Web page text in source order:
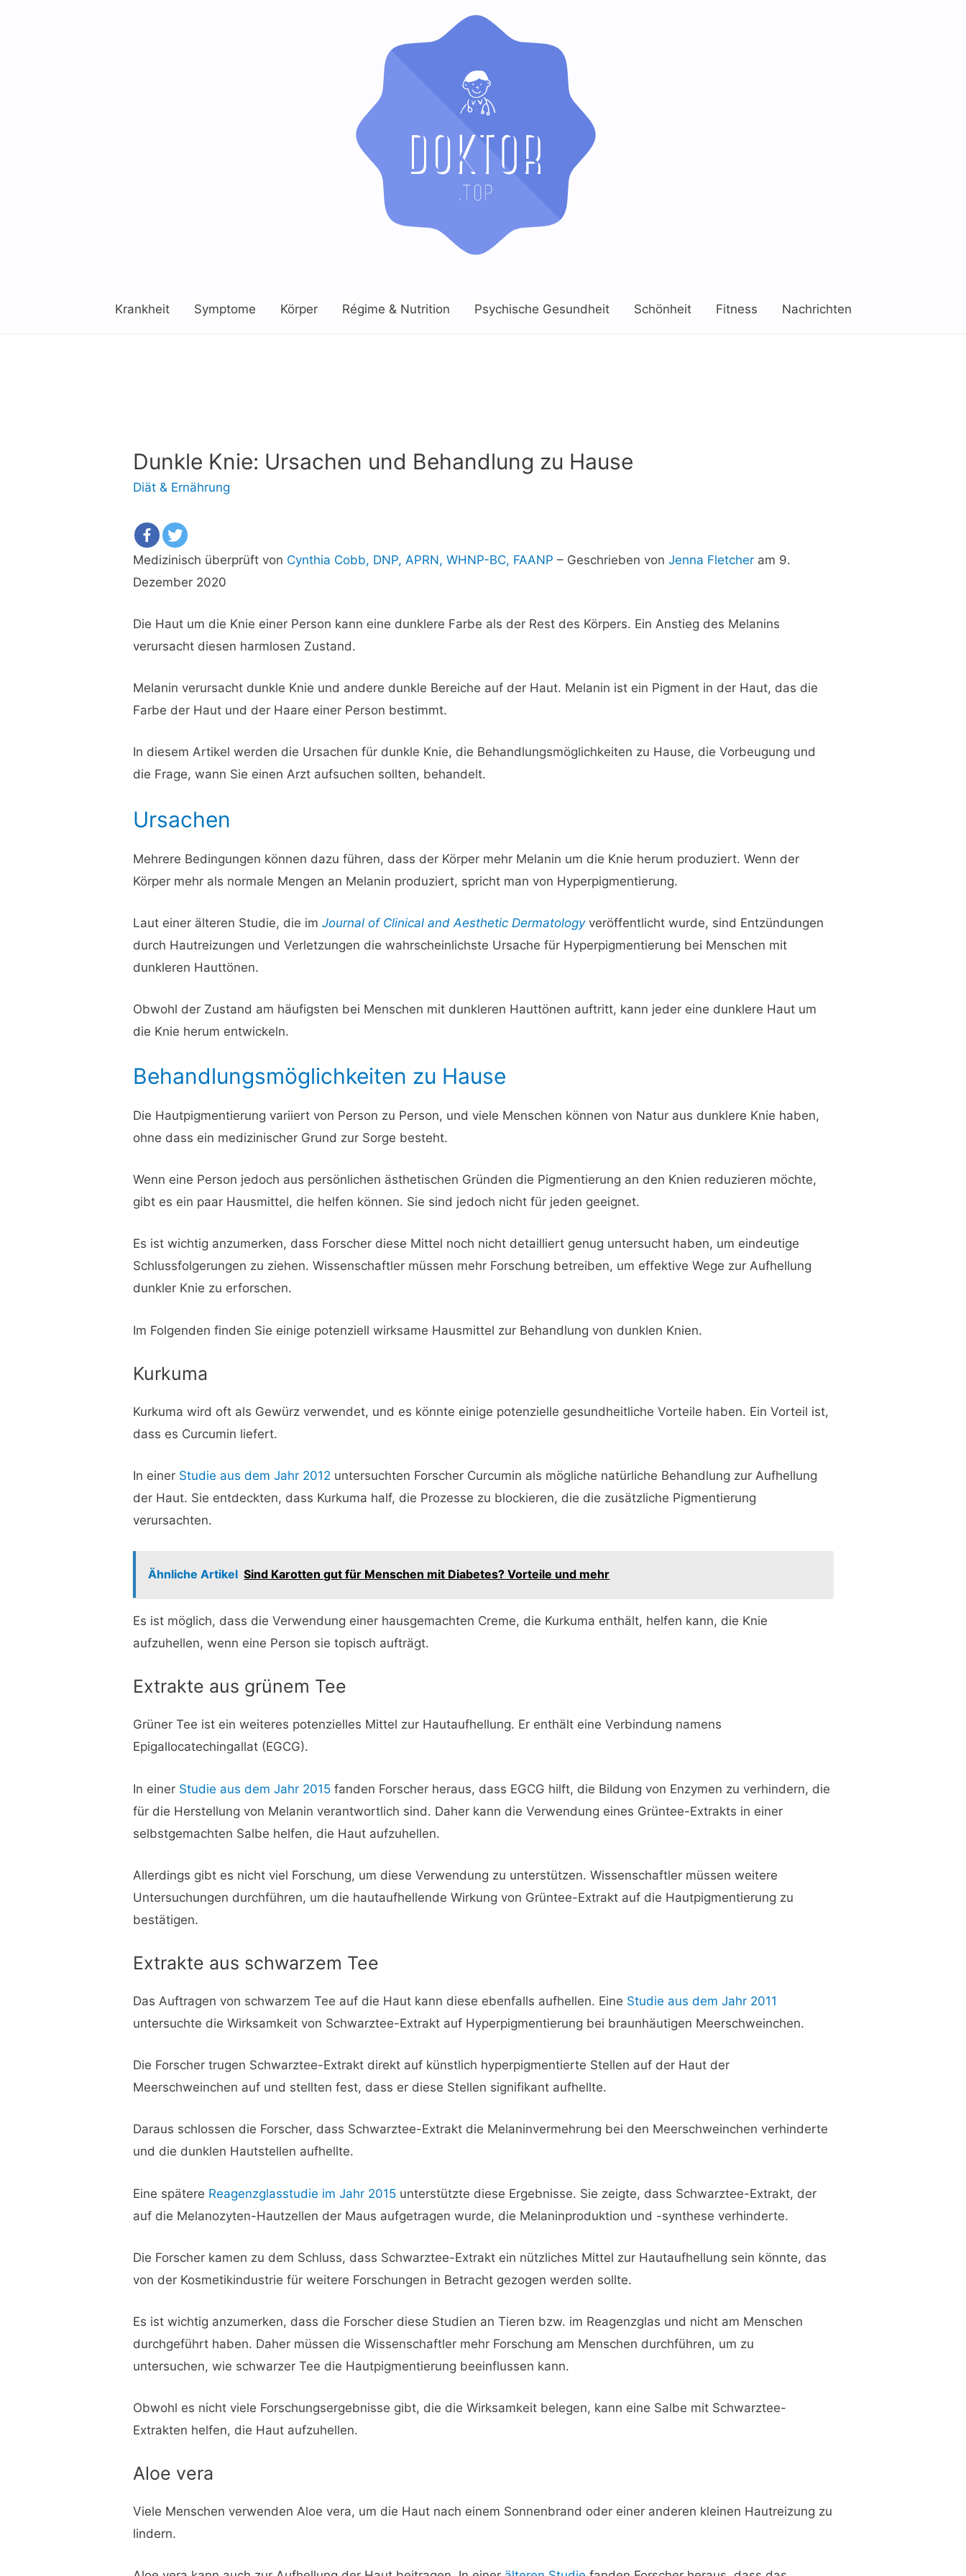
Krankheit Symptome Körper Régime & Nutrition Psychische Gesundheit Schönheit Fitness Nachrichten
Dunkle Knie: Ursachen und Behandlung zu Hause
Diät & Ernährung
Medizinisch überprüft von Cynthia Cobb, DNP, APRN, WHNP-BC, FAANP – Geschrieben vonJenna Fletcher am 9.
Dezember 2020
Die Haut um die Knie einer Person kann eine dunklere Farbe als der Rest des Körpers. Ein Anstieg des Melanins
verursacht diesen harmlosen Zustand.
Melanin verursacht dunkle Knie und andere dunkle Bereiche auf der Haut. Melanin ist ein Pigment in der Haut, das die
Farbe der Haut und der Haare einer Person bestimmt.
In diesem Artikel werden die Ursachen für dunkle Knie, die Behandlungsmöglichkeiten zu Hause, die Vorbeugung und
die Frage, wann Sie einen Arzt aufsuchen sollten, behandelt.
Ursachen
Mehrere Bedingungen können dazu führen, dass der Körper mehr Melanin um die Knie herum produziert. Wenn der
Körper mehr als normale Mengen an Melanin produziert, spricht man von Hyperpigmentierung.
Laut einer älteren Studie, die imJournal of Clinical and Aesthetic Dermatologyveröffentlicht wurde, sind Entzündungen
durch Hautreizungen und Verletzungen die wahrscheinlichste Ursache für Hyperpigmentierung bei Menschen mit
dunkleren Hauttönen.
Obwohl der Zustand am häufigsten bei Menschen mit dunkleren Hauttönen auftritt, kann jeder eine dunklere Haut um
die Knie herum entwickeln.
Behandlungsmöglichkeiten zu Hause
Die Hautpigmentierung variiert von Person zu Person, und viele Menschen können von Natur aus dunklere Knie haben,
ohne dass ein medizinischer Grund zur Sorge besteht.
Wenn eine Person jedoch aus persönlichen ästhetischen Gründen die Pigmentierung an den Knien reduzieren möchte,
gibt es ein paar Hausmittel, die helfen können. Sie sind jedoch nicht für jeden geeignet.
Es ist wichtig anzumerken, dass Forscher diese Mittel noch nicht detailliert genug untersucht haben, um eindeutige
Schlussfolgerungen zu ziehen. Wissenschaftler müssen mehr Forschung betreiben, um effektive Wege zur Aufhellung
dunkler Knie zu erforschen.
Im Folgenden finden Sie einige potenziell wirksame Hausmittel zur Behandlung von dunklen Knien.
Kurkuma
Kurkuma wird oft als Gewürz verwendet, und es könnte einige potenzielle gesundheitliche Vorteile haben. Ein Vorteil ist,
dass es Curcumin liefert.
In einer Studie aus dem Jahr 2012 untersuchten Forscher Curcumin als mögliche natürliche Behandlung zur Aufhellung
der Haut. Sie entdeckten, dass Kurkuma half, die Prozesse zu blockieren, die die zusätzliche Pigmentierung
verursachten.
Ähnliche Artikel Sind Karotten gut für Menschen mit Diabetes? Vorteile und mehr
Es ist möglich, dass die Verwendung einer hausgemachten Creme, die Kurkuma enthält, helfen kann, die Knie
aufzuhellen, wenn eine Person sie topisch aufträgt.
Extrakte aus grünem Tee
Grüner Tee ist ein weiteres potenzielles Mittel zur Hautaufhellung. Er enthält eine Verbindung namens
Epigallocatechingallat (EGCG).
In einer Studie aus dem Jahr 2015 fanden Forscher heraus, dass EGCG hilft, die Bildung von Enzymen zu verhindern, die
für die Herstellung von Melanin verantwortlich sind. Daher kann die Verwendung eines Grüntee-Extrakts in einer
selbstgemachten Salbe helfen, die Haut aufzuhellen.
Allerdings gibt es nicht viel Forschung, um diese Verwendung zu unterstützen. Wissenschaftler müssen weitere
Untersuchungen durchführen, um die hautaufhellende Wirkung von Grüntee-Extrakt auf die Hautpigmentierung zu
bestätigen.
Extrakte aus schwarzem Tee
Das Auftragen von schwarzem Tee auf die Haut kann diese ebenfalls aufhellen. Eine Studie aus dem Jahr 2011
untersuchte die Wirksamkeit von Schwarztee-Extrakt auf Hyperpigmentierung bei braunhäutigen Meerschweinchen.
Die Forscher trugen Schwarztee-Extrakt direkt auf künstlich hyperpigmentierte Stellen auf der Haut der
Meerschweinchen auf und stellten fest, dass er diese Stellen signifikant aufhellte.
Daraus schlossen die Forscher, dass Schwarztee-Extrakt die Melaninvermehrung bei den Meerschweinchen verhinderte
und die dunklen Hautstellen aufhellte.
Eine spätere Reagenzglasstudie im Jahr 2015 unterstützte diese Ergebnisse. Sie zeigte, dass Schwarztee-Extrakt, der
auf die Melanozyten-Hautzellen der Maus aufgetragen wurde, die Melaninproduktion und -synthese verhinderte.
Die Forscher kamen zu dem Schluss, dass Schwarztee-Extrakt ein nützliches Mittel zur Hautaufhellung sein könnte, das
von der Kosmetikindustrie für weitere Forschungen in Betracht gezogen werden sollte.
Es ist wichtig anzumerken, dass die Forscher diese Studien an Tieren bzw. im Reagenzglas und nicht am Menschen
durchgeführt haben. Daher müssen die Wissenschaftler mehr Forschung am Menschen durchführen, um zu
untersuchen, wie schwarzer Tee die Hautpigmentierung beeinflussen kann.
Obwohl es nicht viele Forschungsergebnisse gibt, die die Wirksamkeit belegen, kann eine Salbe mit Schwarztee-
Extrakten helfen, die Haut aufzuhellen.
Aloe vera
Viele Menschen verwenden Aloe vera, um die Haut nach einem Sonnenbrand oder einer anderen kleinen Hautreizung zu
lindern.